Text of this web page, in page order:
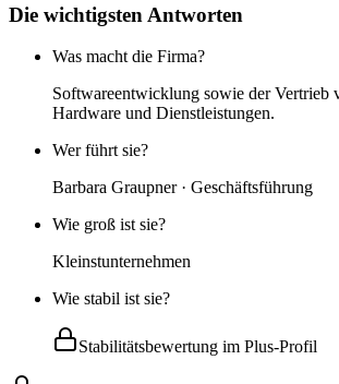
Die wichtigsten Antworten
Was macht die Firma?
Softwareentwicklung sowie der Vertrieb
Hardware und Dienstleistungen.
Wer führt sie?
Barbara Graupner · Geschäftsführung
Wie groß ist sie?
Kleinstunternehmen
Wie stabil ist sie?
Stabilitätsbewertung im Plus-Profil